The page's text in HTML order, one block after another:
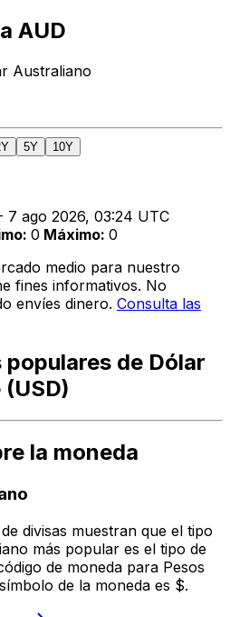
AUD
Australiano
5Y 10Y
7 ago 2026, 03:24 UTC
: 0 Máximo: 0
medio para nuestro
fines informativos. No
envíes dinero. Consulta las
populares de Dólar
la moneda
divisas muestran que el tipo
más popular es el tipo de
de moneda para Pesos
de la moneda es $.